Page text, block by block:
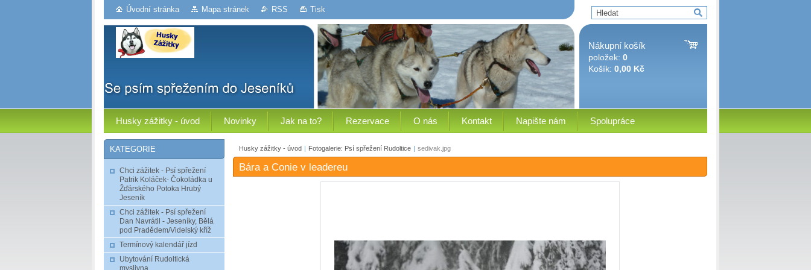
Úvodní stránka Mapa stránek RSS Tisk
Nákupní košík
položek: 0
Košík: 0,00 Kč
Husky zážitky - úvod Novinky Jak na to? Rezervace O nás Kontakt Napište nám Spolupráce
Husky zážitky - úvod | Fotogalerie: Psí spřežení Rudoltice | sedivak.jpg
Bára a Conie v leadereu
KATEGORIE
Chci zážitek - Psí spřežení
Patrik Koláček- Čokoládka u
Žďárského Potoka Hrubý
Jeseník
Chci zážitek - Psí spřežení
Dan Navrátil - Jeseníky, Bělá
pod Pradědem/Videlský kříž
Termínový kalendář jízd
Ubytování Rudoltická
myslivna